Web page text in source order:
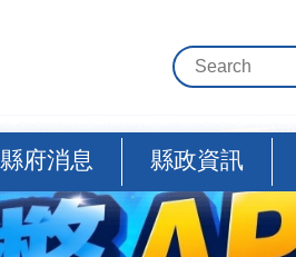
縣府消息 縣政資訊